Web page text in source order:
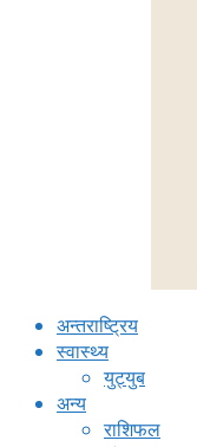
अन्तराष्ट्रिय
स्वास्थ्य
युट्युब
अन्य
राशिफल